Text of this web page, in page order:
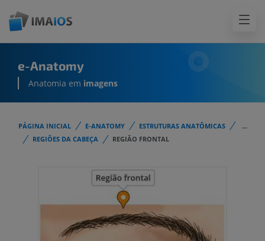
e-Anatomy
Anatomia em imagens
PÁGINA INICIAL E-ANATOMY ESTRUTURAS ANATÔMICAS
...
REGIÕES DA CABEÇA
REGIÃO FRONTAL